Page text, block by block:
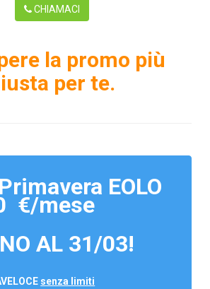
CHIAMACI
la promo più
per te.
EOLO
€/mese
AL 31/03!
senza limiti